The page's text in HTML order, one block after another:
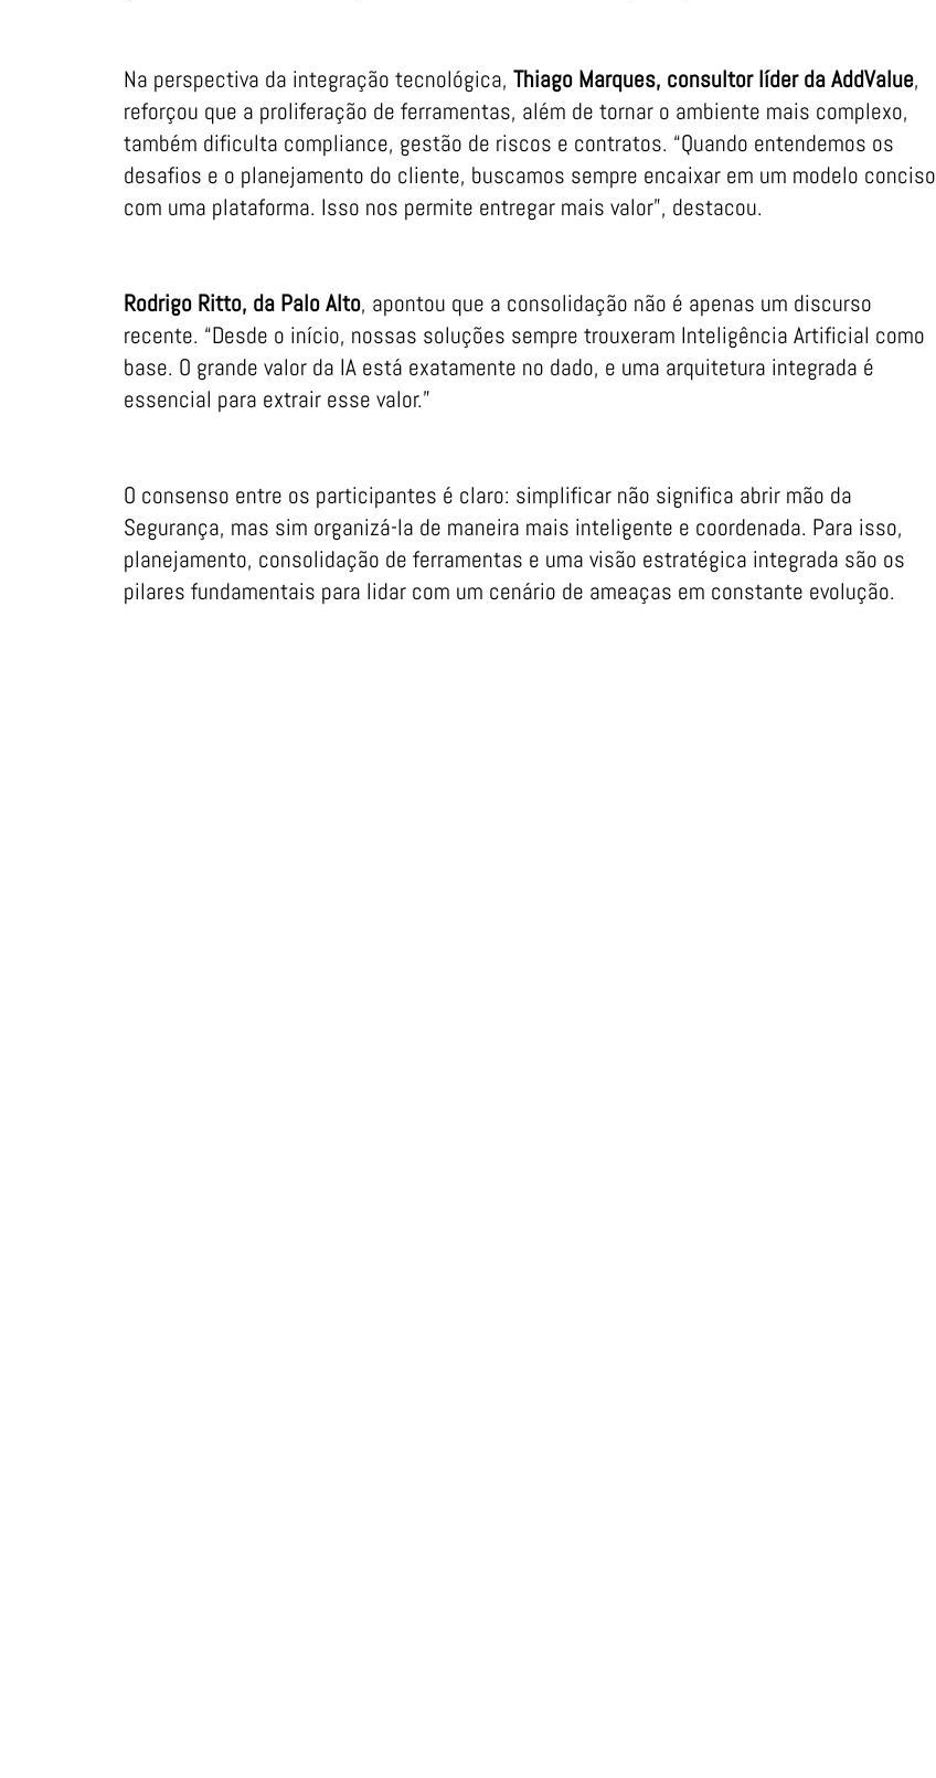
Na perspectiva da integração tecnológica, Thiago Marques, consultor líder da AddValue,
reforçou que a proliferação de ferramentas, além de tornar o ambiente mais complexo,
também dificulta compliance, gestão de riscos e contratos. “Quando entendemos os
desafios e o planejamento do cliente, buscamos sempre encaixar em um modelo conciso
com uma plataforma. Isso nos permite entregar mais valor”, destacou.
Rodrigo Ritto, da Palo Alto, apontou que a consolidação não é apenas um discurso
recente. “Desde o início, nossas soluções sempre trouxeram Inteligência Artificial como
base. O grande valor da IA está exatamente no dado, e uma arquitetura integrada é
essencial para extrair esse valor.”
O consenso entre os participantes é claro: simplificar não significa abrir mão da
Segurança, mas sim organizá-la de maneira mais inteligente e coordenada. Para isso,
planejamento, consolidação de ferramentas e uma visão estratégica integrada são os
pilares fundamentais para lidar com um cenário de ameaças em constante evolução.